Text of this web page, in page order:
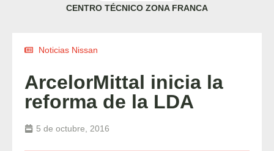
CENTRO TÉCNICO ZONA FRANCA
Noticias Nissan
ArcelorMittal inicia la
reforma de la LDA
5 de octubre, 2016